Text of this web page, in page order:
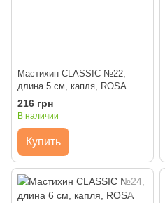
Мастихин CLASSIC №22,
длина 5 см, капля, ROSA
Gallery
216 грн
В наличии
Купить